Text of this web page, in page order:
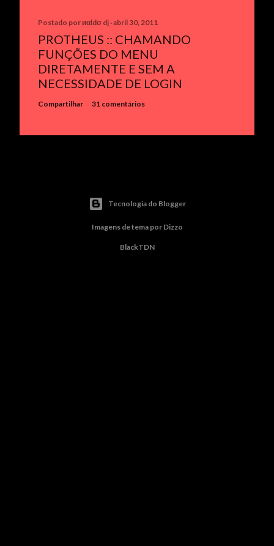
Postado porиαldσ dj abril 30, 2011
PROTHEUS :: CHAMANDO
FUNÇÕES DO MENU
DIRETAMENTE E SEM A
NECESSIDADE DE LOGIN
Compartilhar 31 comentários
Tecnologia do Blogger
Imagens de tema por Dizzo
BlackTDN